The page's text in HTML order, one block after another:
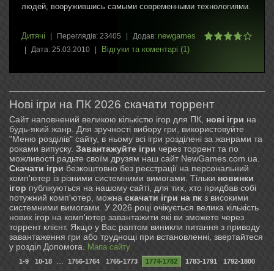
людей, вооружившись самыми современными технологиями.
Дитячі | Переглядів: 23405 | Додав: newgames
| Дата: 25.03.2010 | Відгуки та коментарі (1)
Нові ігри на ПК 2026 скачати торрент
Сайт наповнений великою кількістю ігор для ПК, нові ігри на
будь-який жанр. Для зручності вибору гри, використовуйте
"Меню розділів" сайту, в ньому всі ігри розділені за жанрами та
роками випуску. Завантажуйте ігри через торрент та по
можливості радьте своїм друзям наш сайт NewGames.com.ua.
Скачати ігри безкоштовно без реєстрації на персональний
комп'ютер із різними системними вимогами. Тільки новинки
ігор публікуються на нашому сайті, для тих, хто придбав собі
потужний комп'ютер, можна скачати ігри на пк з високими
системними вимогами. У 2026 році очікується велика кількість
нових ігор на комп'ютер завантажити які ви зможете через
торрент клієнт. Якщо у Вас раптом виникли питання з приводу
завантаження гри або труднощі при встановленні, звертайтеся
у розділ Допомога.
Мапа сайту
1-9 10-18 1756-1764 1765-1773 1774-1782 1783-1791
1792-1800